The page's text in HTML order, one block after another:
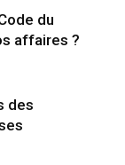
du
affaires ?
des